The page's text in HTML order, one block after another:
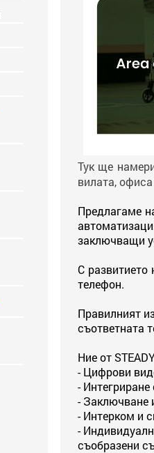
Тук ще
вилата,
Предлагаме
заключващи
С
телефон.
Правилният
съответната
Ние от
- Цифрови
-
- Заключване
- Интерком и
-
съобразени